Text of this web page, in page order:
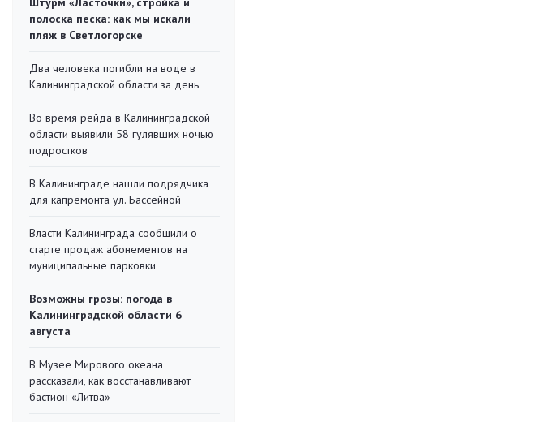
полоска песка: как мы искали
пляж в Светлогорске
Два человека погибли на воде в
Калининградской области за день
Во время рейда в Калининградской
области выявили 58 гулявших ночью
подростков
В Калининграде нашли подрядчика
для капремонта ул. Бассейной
Власти Калининграда сообщили о
старте продаж абонементов на
муниципальные парковки
Возможны грозы: погода в
Калининградской области 6
августа
В Музее Мирового океана
рассказали, как восстанавливают
бастион «Литва»